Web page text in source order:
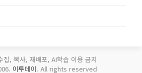
집, 복사, 재배포, AI학습 이용 금지
이투데이. All rights reserved